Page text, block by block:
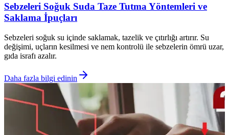
Sebzeleri Soğuk Suda Taze Tutma Yöntemleri ve
Saklama İpuçları
Sebzeleri soğuk su içinde saklamak, tazelik ve çıtırlığı artırır. Su
değişimi, uçların kesilmesi ve nem kontrolü ile sebzelerin ömrü uzar,
gıda israfı azalır.
Daha fazla bilgi edinin